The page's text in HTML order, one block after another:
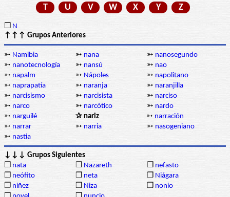
T
U V W X Y Z
❒ N
↑↑↑ Grupos Anteriores
➳ Namibia ➳ nana ➳ nanosegundo
➳ nanotecnología ➳ nansú ➳ nao
➳ napalm ➳ Nápoles ➳ napolitano
➳ naprapatía ➳ naranja ➳ naranjilla
➳ narcisismo ➳ narcisista ➳ narciso
➳ narco ➳ narcótico ➳ nardo
➳ narguilé ✰ nariz ➳ narración
➳ narrar ➳ narria ➳ nasogeniano
➳ nastia
↓↓↓ Grupos Siguientes
❒ nata ❒ Nazareth ❒ nefasto
❒ neófito ❒ neta ❒ Niágara
❒ niñez ❒ Niza ❒ nonio